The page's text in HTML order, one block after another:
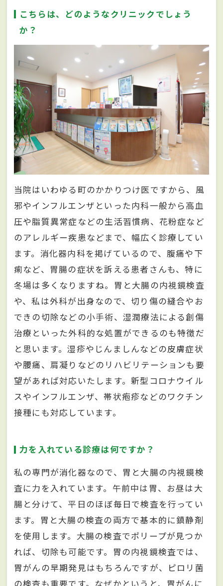
こちらは、どのようなクリニックでしょう
か？
当院はいわゆる町のかかりつけ医ですから、風
邪やインフルエンザといった内科一般から高血
圧や脂質異常症などの生活習慣病、花粉症など
のアレルギー疾患などまで、幅広く診療してい
ます。消化器内科を掲げているので、腹痛や下
痢など、胃腸の症状を訴える患者さんも、特に
冬場は多くなりますね。胃と大腸の内視鏡検査
や、私は外科が出身なので、切り傷の縫合やお
できの切除などの小手術、湿潤療法による創傷
治療といった外科的な処置ができるのも特徴だ
と思います。湿疹やじんましんなどの皮膚症状
や腰痛、肩凝りなどのリハビリテーションも要
望があれば対応いたします。新型コロナウイル
スやインフルエンザ、帯状疱疹などのワクチン
接種にも対応しています。
力を入れている診療は何ですか？
私の専門が消化器なので、胃と大腸の内視鏡検
査に力を入れています。午前中は胃、お昼は大
腸と分けて、平日のほぼ毎日で検査を行ってい
ます。胃と大腸の検査の両方で基本的に鎮静剤
を使用します。大腸の検査でポリープが見つか
れば、切除も可能です。胃の内視鏡検査では、
胃がんの早期発見はもちろんですが、ピロリ菌
の検査も重要です。なぜかというと、胃がんに